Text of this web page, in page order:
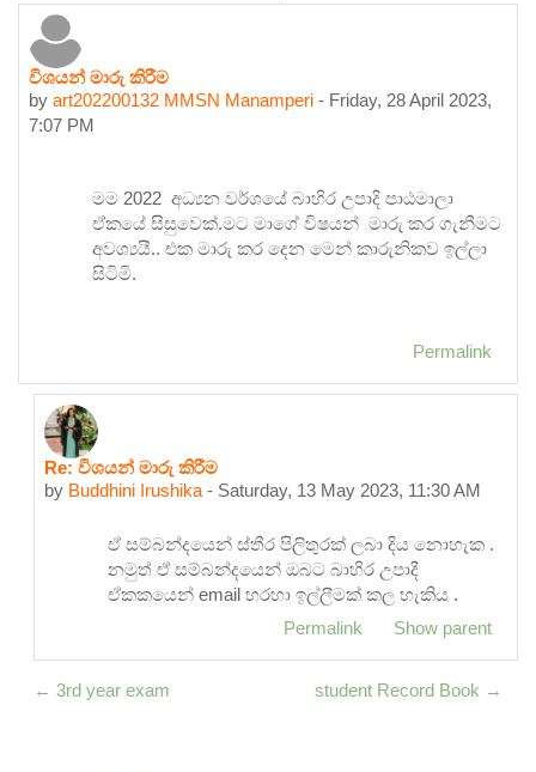
විශයන් මාරු කිරීම
by art202200132 MMSN Manamperi - Friday, 28 April 2023,
7:07 PM
Number of replies: 1
මම 2022 අධ්‍යන වර්ශයේ බාහිර උපාදි පාඨමාලා
ඒකයේ සිසුවෙක්.මට මාගේ විෂයන් මාරු කර ගැනීමට
අවශ්‍යයී.. එක මාරු කර දෙන මෙන් කාරුනිකව ඉල්ලා
සිටිමි.
Permalink
In reply to art202200132 MMSN Manamperi
Re: විශයන් මාරු කිරීම
by Buddhini Irushika- Saturday, 13 May 2023, 11:30 AM
ඒ සම්බන්දයෙන් ස්තීර පිලිතුරක් ලබා දිය නොහැක .
නමුත් ඒ සම්බන්දයෙන් ඔබට බාහිර උපාදී
ඒකකයෙන් email හරහා ඉල්ලීමක් කල හැකිය .
Permalink
Show parent
← 3rd year exam student Record Book →